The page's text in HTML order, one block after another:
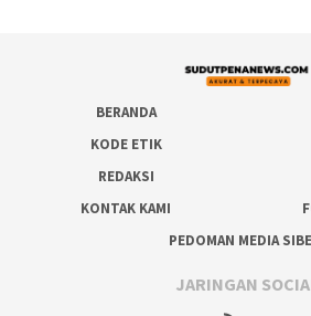
BERANDA
KODE ETIK
REDAKSI
KONTAK KAMI
PEDOMAN MEDIA
JARINGAN